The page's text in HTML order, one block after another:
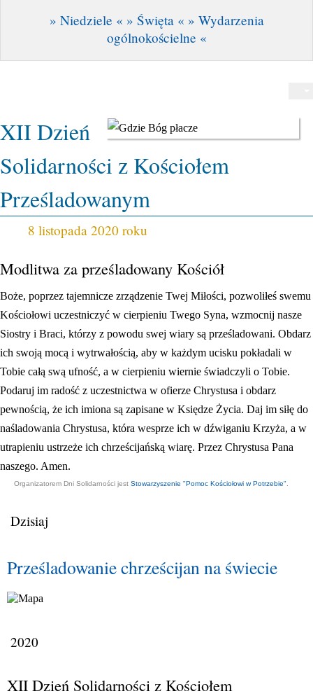
» Niedziele « » Święta « » Wydarzenia
ogólnokościelne «
XII Dzień
Solidarności z Kościołem
Prześladowanym
8 listopada 2020 roku
Modlitwa za prześladowany Kościół
Boże, poprzez tajemnicze zrządzenie Twej Miłości, pozwoliłeś swemu
Kościołowi uczestniczyć w cierpieniu Twego Syna, wzmocnij nasze
Siostry i Braci, którzy z powodu swej wiary są prześladowani. Obdarz
ich swoją mocą i wytrwałością, aby w każdym ucisku pokładali w
Tobie całą swą ufność, a w cierpieniu wiernie świadczyli o Tobie.
Podaruj im radość z uczestnictwa w ofierze Chrystusa i obdarz
pewnością, że ich imiona są zapisane w Księdze Życia. Daj im siłę do
naśladowania Chrystusa, która wesprze ich w dźwiganiu Krzyża, a w
utrapieniu ustrzeże ich chrześcijańską wiarę. Przez Chrystusa Pana
naszego. Amen.
Organizatorem Dni Solidarności jest Stowarzyszenie "Pomoc Kościołowi w Potrzebie"
Dzisiaj
Prześladowanie chrześcijan na świecie
2020
XII Dzień Solidarności z Kościołem